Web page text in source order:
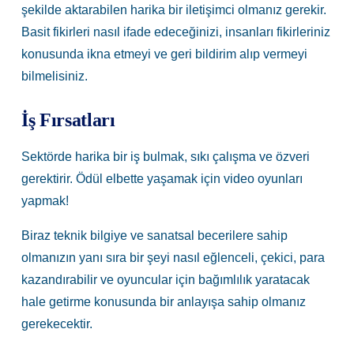
şekilde aktarabilen harika bir iletişimci olmanız gerekir.
Basit fikirleri nasıl ifade edeceğinizi, insanları fikirleriniz
konusunda ikna etmeyi ve geri bildirim alıp vermeyi
bilmelisiniz.
İş Fırsatları
Sektörde harika bir iş bulmak, sıkı çalışma ve özveri
gerektirir. Ödül elbette yaşamak için video oyunları
yapmak!
Biraz teknik bilgiye ve sanatsal becerilere sahip
olmanızın yanı sıra bir şeyi nasıl eğlenceli, çekici, para
kazandırabilir ve oyuncular için bağımlılık yaratacak
hale getirme konusunda bir anlayışa sahip olmanız
gerekecektir.